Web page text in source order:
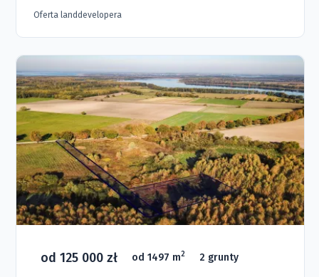
Oferta landdevelopera
od 125 000 zł od 1497 m2 2 grunty